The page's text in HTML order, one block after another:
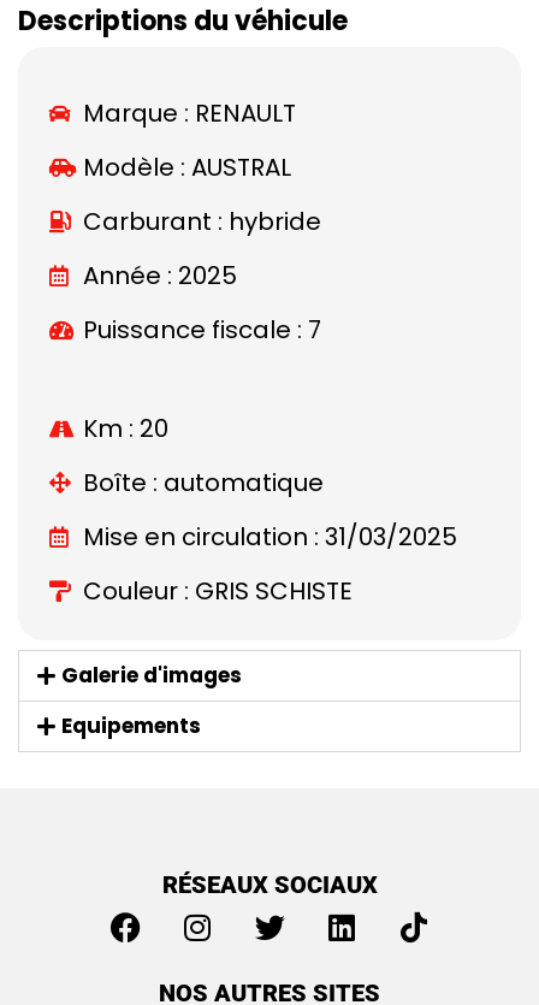
Descriptions du véhicule
Marque : RENAULT
Modèle : AUSTRAL
Carburant : hybride
Année : 2025
Puissance fiscale : 7
Km : 20
Boîte : automatique
Mise en circulation : 31/03/2025
Couleur : GRIS SCHISTE
Galerie d'images
Equipements
RÉSEAUX SOCIAUX
NOS AUTRES SITES